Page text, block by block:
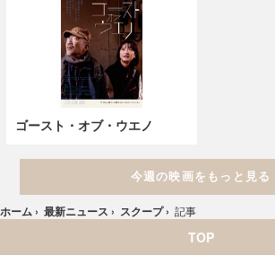
ゴースト・オブ・ウエノ
今週の映画をもっと見る
ホーム › 最新ニュース › スクープ › 記事
TOP